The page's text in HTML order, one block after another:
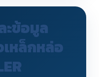
ะข้อมูล
เหล็กหล่อ